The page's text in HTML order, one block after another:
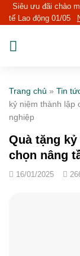
SkipSiêu ưu đãi chào
tế Lao động 01/05
Trang chủ » Tin
kỷ niệm thành lập
nghiệp
Quà tặng
chọn nâng
16/01/2025